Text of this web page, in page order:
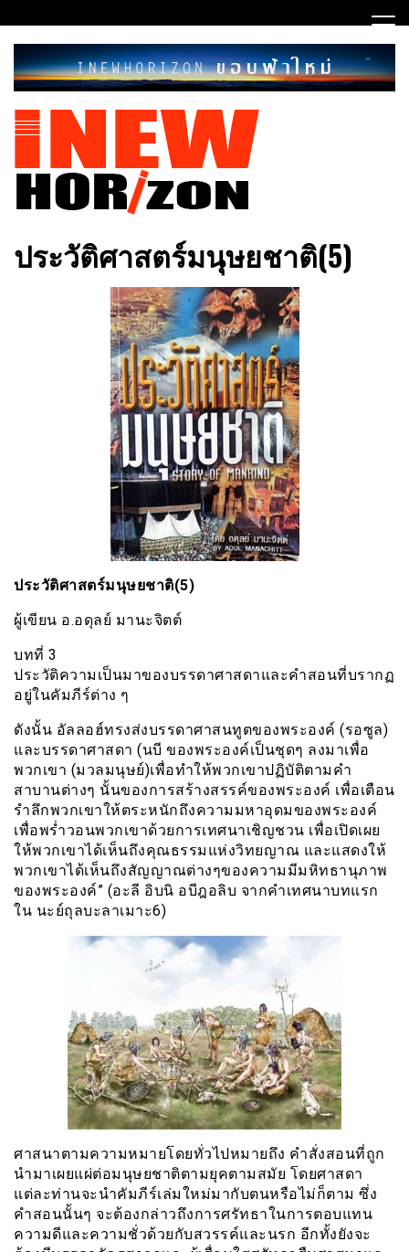
to
content
INEWHORIZON
ประวัติศาสตร์มนุษยชาติ(5)
ประวัติศาสตร์มนุษยชาติ(5)
ผู้เขียน อ.อดุลย์ มานะจิตต์
บทที่ 3
ประวัติความเป็นมาของบรรดาศาสดาและคำสอนที่บรากฏ
อยู่ในคัมภีร์ต่าง ๆ
ดังนั้น อัลลอฮ์ทรงส่งบรรดาศาสนทูตของพระองค์ (รอซูล)
และบรรดาศาสดา (นบี ของพระองค์เป็นชุดๆ ลงมาเพื่อ
พวกเขา (มวลมนุษย์)เพื่อทำให้พวกเขาปฏิบัติตามคำ
สาบานต่างๆ นั้นของการสร้างสรรค์ของพระองค์ เพื่อเตือน
รำลึกพวกเขาให้ตระหนักถึงความมหาอุดมของพระองค์
เพื่อพร่ำวอนพวกเขาด้วยการเทศนาเชิญชวน เพื่อเปิดเผย
ให้พวกเขาได้เห็นถึงคุณธรรมแห่งวิทยญาณ และแสดงให้
พวกเขาได้เห็นถึงสัญญาณต่างๆของความมีมหิทธานุภาพ
ของพระองค์” (อะลี อิบนิ อบีฎอลิบ จากคำเทศนาบทแรก
ใน นะย์ถุลบะลาเมาะ6)
ศาสนาตามความหมายโดยทั่วไปหมายถึง คำสั่งสอนที่ถูก
นำมาเผยแผ่ต่อมนุษยชาติตามยุคตามสมัย โดยศาสดา
แต่ละท่านจะนำคัมภีร์เล่มใหม่มากับตนหรือไม่ก็ตาม ซึ่ง
คำสอนนั้นๆ จะต้องกล่าวถึงการศรัทธาในการตอบแทน
ความดีและความชั่วด้วยกับสวรรค์และนรก อีกทั้งยังจะ